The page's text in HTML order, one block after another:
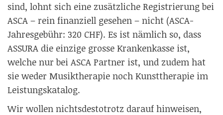
sind, lohnt sich eine zusätzliche Registrierung bei
ASCA – rein finanziell gesehen – nicht (ASCA-
Jahresgebühr: 320 CHF). Es ist nämlich so, dass
ASSURA die einzige grosse Krankenkasse ist,
welche nur bei ASCA Partner ist, und zudem hat
sie weder Musiktherapie noch Kunsttherapie im
Leistungskatalog.
Wir wollen nichtsdestotrotz darauf hinweisen,